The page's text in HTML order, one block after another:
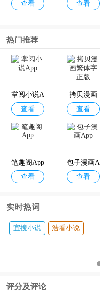
爱看版
查看
未来制造
查看
百分之一
查看
模拟餐厅
手机版
查看
热门推荐
掌阅小说A
pp
查看
拷贝漫画
繁体字正
版
查看
笔趣阁App
查看
包子漫画A
pp
查看
实时热词
宜搜小说 浩看小说
评分及评论